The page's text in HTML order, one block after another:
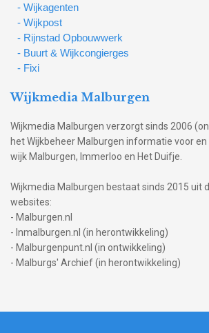
- Wijkagenten
- Wijkpost
- Rijnstad Opbouwwerk
- Buurt & Wijkcongierges
- Fixi
Wijkmedia Malburgen
Wijkmedia Malburgen verzorgt sinds 2006
het Wijkbeheer Malburgen informatie voor
wijk Malburgen, Immerloo en Het Duifje.
Wijkmedia Malburgen bestaat sinds 2015 uit
websites:
- Malburgen.nl
- Inmalburgen.nl (in herontwikkeling)
- Malburgenpunt.nl (in ontwikkeling)
- Malburgs' Archief (in herontwikkeling)